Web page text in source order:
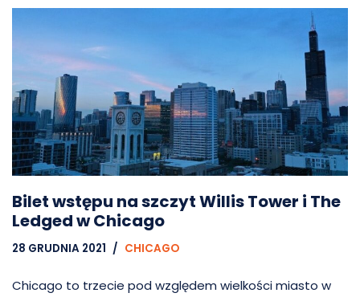
Bilet wstępu na szczyt Willis Tower i The
Ledged w Chicago
28 GRUDNIA 2021 CHICAGO
Chicago to trzecie pod względem wielkości miasto w